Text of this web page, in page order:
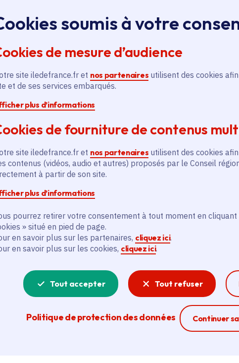
soumis à votre
de mesure d’audience
site iledefrance.fr et nos partenaires utilisent des cookies
et de ses services embarqués.
plus d’informations
de fourniture de contenus
site iledefrance.fr et nos partenaires utilisent des cookies
contenus (vidéos, audio et autres) proposés par le Conseil
à partir de son site.
plus d’informations
pourrez retirer votre consentement à tout moment en cliquant
» situé en pied de page.
en savoir plus sur les partenaires, cliquez ici.
en savoir plus sur les cookies, cliquez ici.
Tout accepter Tout refuser
Politique de protection des données Continuer
Ferme
son
aux risques auditifs, et aux conséquences sur leur
en mars 2025, à l’occasion de la Journée mondiale
(13 mars)
pour sensibiliser, prévenir et protéger
les lycées franciliens pourront bénéficier de
d’experts[1]en santé auditivedans les
pour présenter, expliquer aux élèves les bonnes
(brochures, vidéos, affiches, calculateurs de
les jeunes dans la gestion de leur exposition sonore au
avec Bruitparif permettant d’accueillir
bruit en Île-de-France (10 binômes issus de 10 lycées,
Höra, développée par la Fondation Pour l’Audition et
aux jeunes de tester leur audition et adopter de bons
des lycées